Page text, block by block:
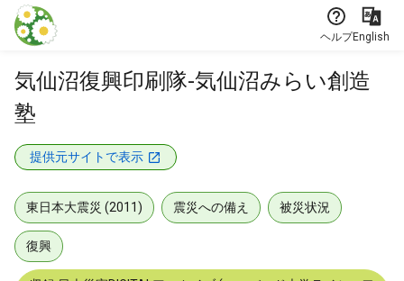
本文に飛ぶ
ヘルプEnglish
気仙沼復興印刷隊-気仙沼みらい創造
塾
提供元サイトで表示
東日本大震災 (2011) 震災への備え 被災状況
復興